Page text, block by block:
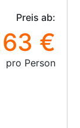
Preis ab:
€
pro Person